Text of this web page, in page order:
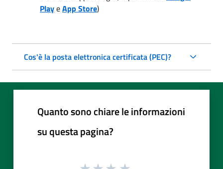
PlayeApp Store)
Cos'è la posta elettronica certificata (PEC)?
Quanto sono chiare le informazioni
su questa pagina?